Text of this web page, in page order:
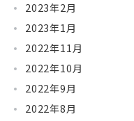
2023年2月
2023年1月
2022年11月
2022年10月
2022年9月
2022年8月